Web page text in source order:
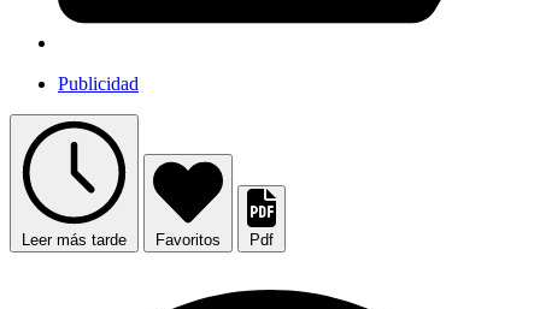
Publicidad
Leer más tarde Favoritos Pdf